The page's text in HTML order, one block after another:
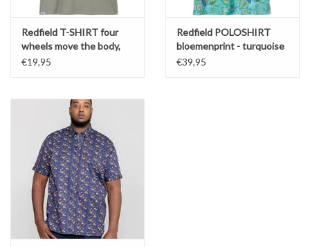
Redfield T-SHIRT four
wheels move the body,
two wheels move the
€19,95
Redfield POLOSHIRT
bloemenprint - turquoise
€39,95